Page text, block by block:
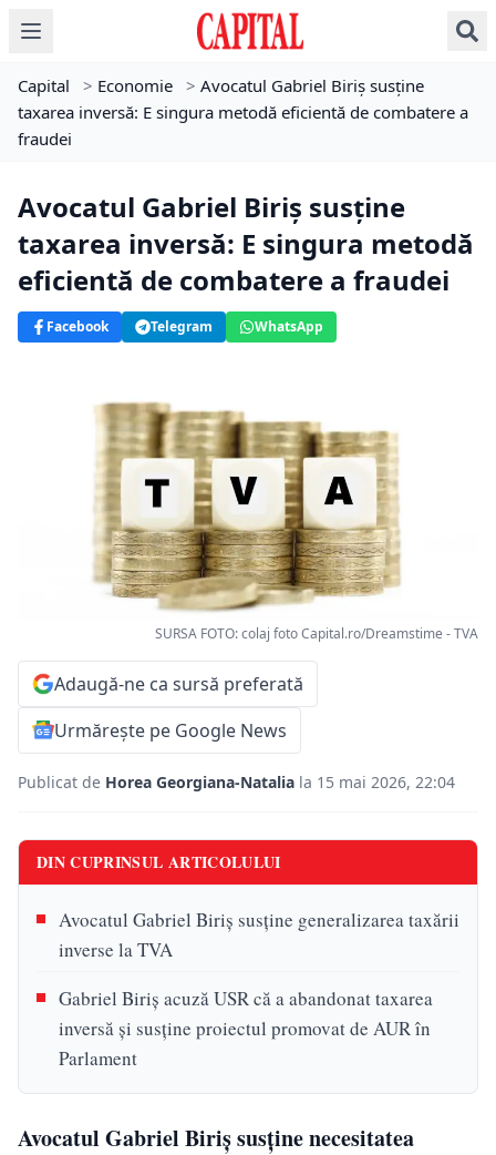
Capital > Economie > Avocatul Gabriel Biriș susține
taxarea inversă: E singura metodă eficientă de combatere a
fraudei
Avocatul Gabriel Biriș susține
taxarea inversă: E singura metodă
eficientă de combatere a fraudei
Facebook Telegram WhatsApp
SURSA FOTO: colaj foto Capital.ro/Dreamstime - TVA
Adaugă-ne ca sursă preferată
Urmărește pe Google News
Publicat de Horea Georgiana-Natalia la 15 mai 2026, 22:04
DIN CUPRINSUL ARTICOLULUI
Avocatul Gabriel Biriș susține generalizarea taxării
inverse la TVA
Gabriel Biriș acuză USR că a abandonat taxarea
inversă și susține proiectul promovat de AUR în
Parlament
Avocatul Gabriel Biriș susține necesitatea